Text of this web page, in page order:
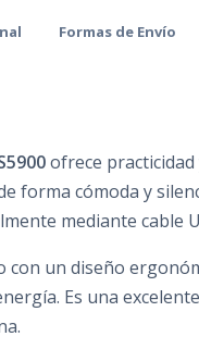
Formas de Envío
ofrece
forma cómoda y
mediante cable
con un diseño
Es una